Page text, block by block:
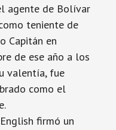
agente de Bolívar
teniente de
Capitán en
de ese año a los
valentía, fue
como el
firmó un